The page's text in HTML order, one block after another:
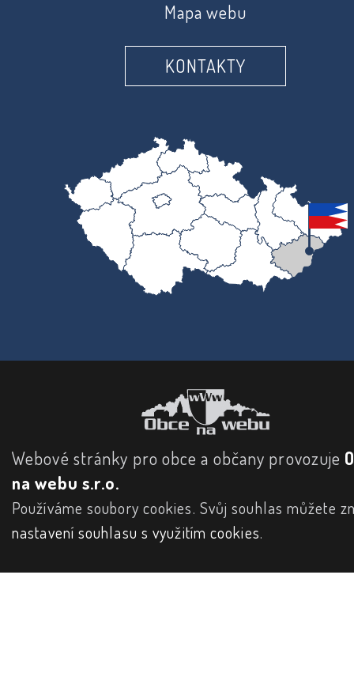
Mapa webu
KONTAKTY
Webové stránky pro obce a občany provozuje
na webu s.r.o.
Používáme soubory cookies. Svůj souhlas můžete
nastavení souhlasu s využitím cookies.